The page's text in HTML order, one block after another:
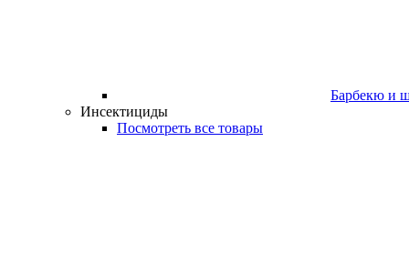
Барбекю и
Инсектициды
Посмотреть все товары